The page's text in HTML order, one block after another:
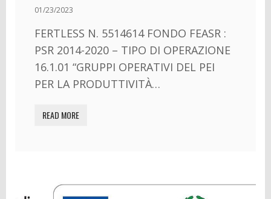
01/23/2023
FERTLESS N. 5514614 FONDO FEASR :
PSR 2014-2020 – TIPO DI OPERAZIONE
16.1.01 “GRUPPI OPERATIVI DEL PEI
PER LA PRODUTTIVITÀ…
READ MORE